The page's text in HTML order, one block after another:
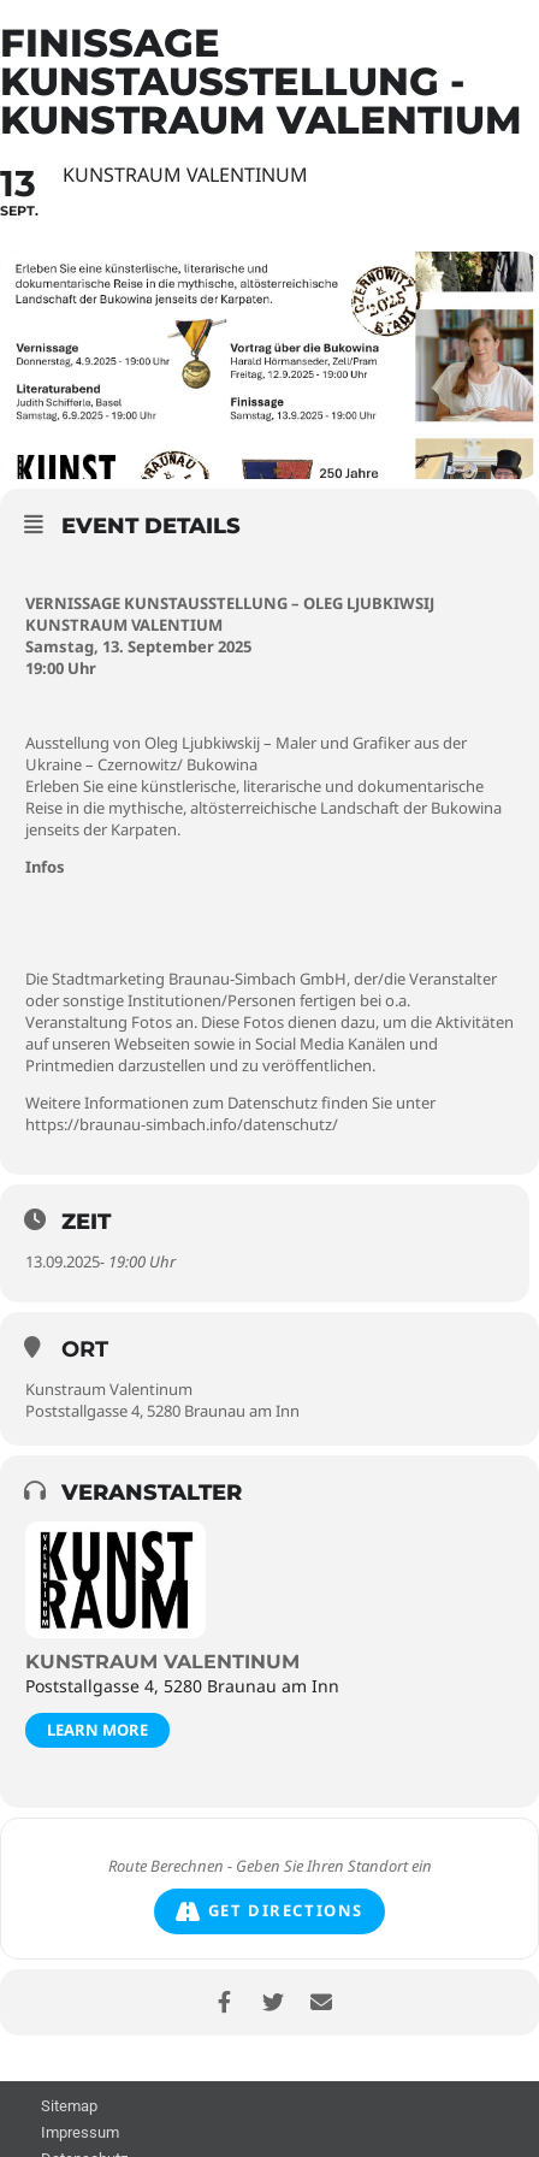
FINISSAGE
KUNSTAUSSTELLUNG -
KUNSTRAUM VALENTIUM
13
SEPT.
KUNSTRAUM VALENTINUM
EVENT DETAILS
VERNISSAGE KUNSTAUSSTELLUNG – OLEG LJUBKIWSIJ
KUNSTRAUM VALENTIUM
Samstag, 13. September 2025
19:00 Uhr
Ausstellung von Oleg Ljubkiwskij – Maler und Grafiker aus der
Ukraine – Czernowitz/ Bukowina
Erleben Sie eine künstlerische, literarische und dokumentarische
Reise in die mythische, altösterreichische Landschaft der Bukowina
jenseits der Karpaten.
Infos
Die Stadtmarketing Braunau-Simbach GmbH, der/die Veranstalter
oder sonstige Institutionen/Personen fertigen bei o.a.
Veranstaltung Fotos an. Diese Fotos dienen dazu, um die Aktivitäten
auf unseren Webseiten sowie in Social Media Kanälen und
Printmedien darzustellen und zu veröffentlichen.
Weitere Informationen zum Datenschutz finden Sie unter
https://braunau-simbach.info/datenschutz/
ZEIT
13.09.2025- 19:00 Uhr
ORT
Kunstraum Valentinum
Poststallgasse 4, 5280 Braunau am Inn
VERANSTALTER
KUNSTRAUM VALENTINUM
Poststallgasse 4, 5280 Braunau am Inn
LEARN MORE
GET DIRECTIONS
Sitemap
Impressum